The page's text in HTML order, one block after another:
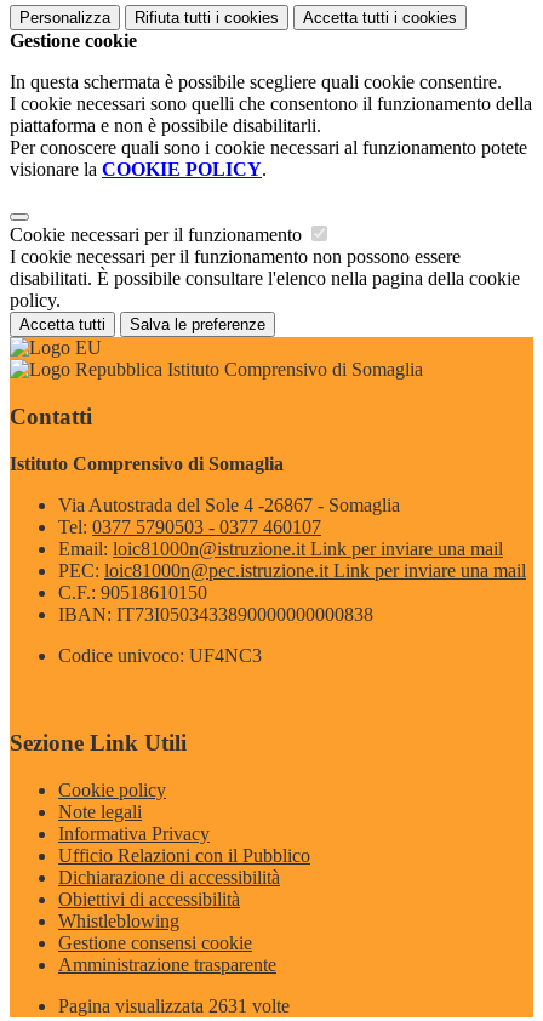
Personalizza Rifiuta tutti i cookies Accetta tutti i cookies
Gestione cookie
In questa schermata è possibile scegliere quali cookie consentire.
I cookie necessari sono quelli che consentono il funzionamento della
piattaforma e non è possibile disabilitarli.
Per conoscere quali sono i cookie necessari al funzionamento potete
visionare la COOKIE POLICY.
Cookie necessari per il funzionamento
I cookie necessari per il funzionamento non possono essere
disabilitati. È possibile consultare l'elenco nella pagina della cookie
policy.
Accetta tutti Salva le preferenze
Istituto Comprensivo di Somaglia
Contatti
Istituto Comprensivo di Somaglia
Via Autostrada del Sole 4 -26867 - Somaglia
Tel: 0377 5790503 - 0377 460107
Email: loic81000n@istruzione.it Link per inviare una mail
PEC: loic81000n@pec.istruzione.it Link per inviare una mail
C.F.: 90518610150
IBAN: IT73I0503433890000000000838
Codice univoco: UF4NC3
Sezione Link Utili
Cookie policy
Note legali
Informativa Privacy
Ufficio Relazioni con il Pubblico
Dichiarazione di accessibilità
Obiettivi di accessibilità
Whistleblowing
Gestione consensi cookie
Amministrazione trasparente
Pagina visualizzata 2631 volte